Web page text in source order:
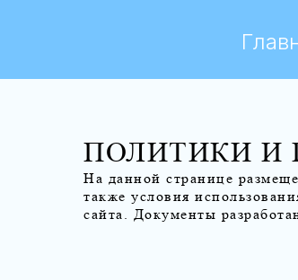
ПОЛИТИКИ И
На данной странице
также условия
сайта. Документы